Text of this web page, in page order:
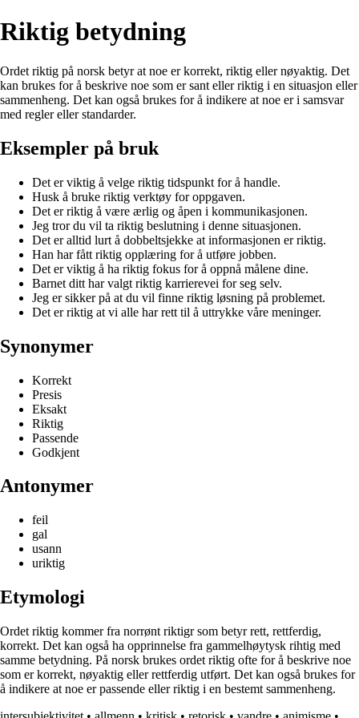
Riktig betydning
Ordet riktig på norsk betyr at noe er korrekt, riktig eller nøyaktig. Det
kan brukes for å beskrive noe som er sant eller riktig i en situasjon eller
sammenheng. Det kan også brukes for å indikere at noe er i samsvar
med regler eller standarder.
Eksempler på bruk
Det er viktig å velge riktig tidspunkt for å handle.
Husk å bruke riktig verktøy for oppgaven.
Det er riktig å være ærlig og åpen i kommunikasjonen.
Jeg tror du vil ta riktig beslutning i denne situasjonen.
Det er alltid lurt å dobbeltsjekke at informasjonen er riktig.
Han har fått riktig opplæring for å utføre jobben.
Det er viktig å ha riktig fokus for å oppnå målene dine.
Barnet ditt har valgt riktig karrierevei for seg selv.
Jeg er sikker på at du vil finne riktig løsning på problemet.
Det er riktig at vi alle har rett til å uttrykke våre meninger.
Synonymer
Korrekt
Presis
Eksakt
Riktig
Passende
Godkjent
Antonymer
feil
gal
usann
uriktig
Etymologi
Ordet riktig kommer fra norrønt riktigr som betyr rett, rettferdig,
korrekt. Det kan også ha opprinnelse fra gammelhøytysk rihtig med
samme betydning. På norsk brukes ordet riktig ofte for å beskrive noe
som er korrekt, nøyaktig eller rettferdig utført. Det kan også brukes for
å indikere at noe er passende eller riktig i en bestemt sammenheng.